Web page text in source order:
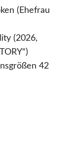
(Ehefrau
(2026,
42